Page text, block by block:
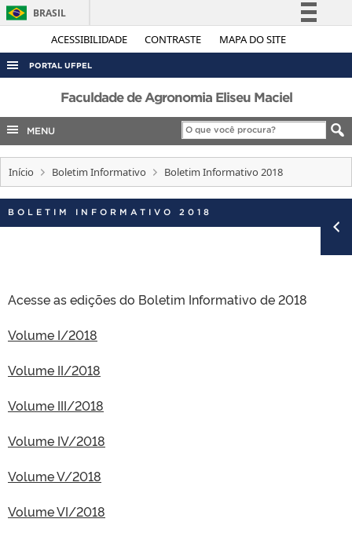
ACESSIBILIDADE CONTRASTE MAPA DO SITE
BRASIL
Simplifique!
Legislação
Canais
PORTAL UFPEL
ACESSO À INFORMAÇÃO
AUDITORIA
COBALTO
CONCURSOS
EDITAIS
INTERNACIONAL
TELEFONES
Faculdade de Agronomia Eliseu Maciel
MENU
Início Boletim Informativo Boletim Informativo 2018
BOLETIM INFORMATIVO 2018
Acesse as edições do Boletim Informativo de 2018
Volume I/2018
Volume II/2018
Volume III/2018
Volume IV/2018
Volume V/2018
Volume VI/2018